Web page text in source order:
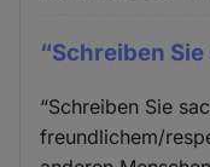
“Schreiben
“Schreiben Sie
freundlichem/